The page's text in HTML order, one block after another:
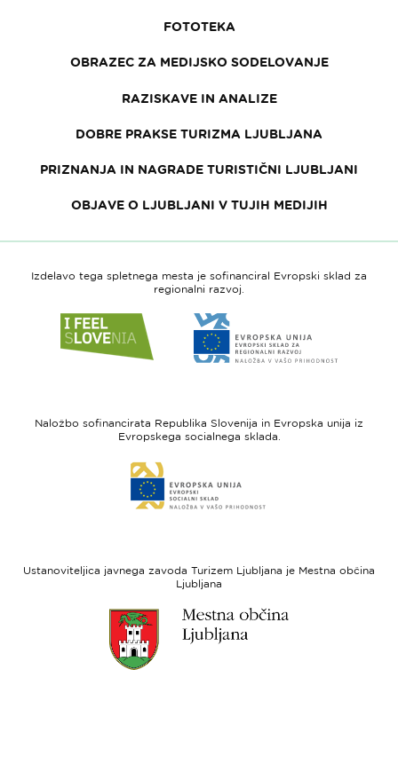
FOTOTEKA
OBRAZEC ZA MEDIJSKO SODELOVANJE
RAZISKAVE IN ANALIZE
DOBRE PRAKSE TURIZMA LJUBLJANA
PRIZNANJA IN NAGRADE TURISTIČNI LJUBLJANI
OBJAVE O LJUBLJANI V TUJIH MEDIJIH
Izdelavo tega spletnega mesta je sofinanciral Evropski sklad za
regionalni razvoj.
do
spletne
Slovenia
do
spletne
-
regionalni
Naložbo sofinancirata Republika Slovenija in Evropska unija iz
Evropskega socialnega sklada.
do
spletne
sklad
Ustanoviteljica javnega zavoda Turizem Ljubljana je Mestna občina
Ljubljana